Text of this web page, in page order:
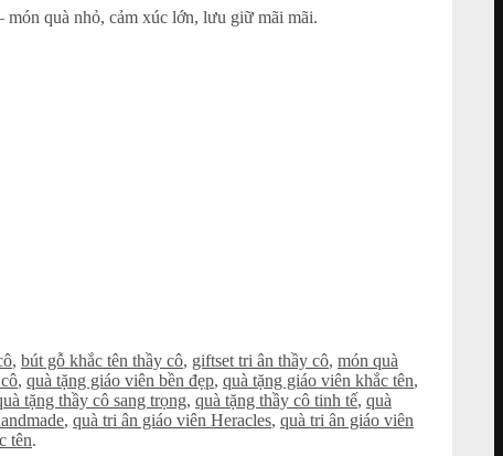
món quà nhỏ, cảm xúc lớn, lưu giữ mãi mãi.
, bút gỗ khắc tên thầy cô, giftset tri ân thầy cô, món quà
, quà tặng giáo viên bền đẹp, quà tặng giáo viên khắc tên,
tặng thầy cô sang trọng, quà tặng thầy cô tinh tế, quà
, quà tri ân giáo viên Heracles, quà tri ân giáo viên
tên.